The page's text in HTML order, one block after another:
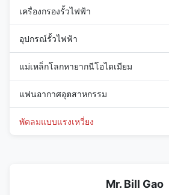
เครื่องกรองรั้วไฟฟ้า
อุปกรณ์รั้วไฟฟ้า
แม่เหล็กโลกหายากนีโอไดเมียม
แฟนอากาศอุตสาหกรรม
พัดลมแบบแรงเหวี่ยง
Mr. Bill Gao